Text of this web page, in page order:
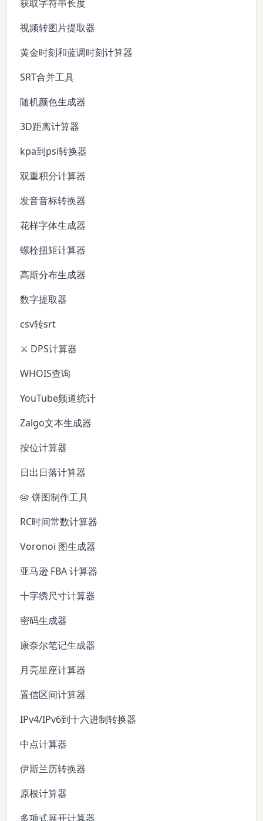
获取字符串长度
视频转图片提取器
黄金时刻和蓝调时刻计算器
SRT合并工具
随机颜色生成器
3D距离计算器
kpa到psi转换器
双重积分计算器
发音音标转换器
花样字体生成器
螺栓扭矩计算器
高斯分布生成器
数字提取器
csv转srt
⚔️ DPS计算器
WHOIS查询
YouTube频道统计
Zalgo文本生成器
按位计算器
日出日落计算器
🥧 饼图制作工具
RC时间常数计算器
Voronoi 图生成器
亚马逊 FBA 计算器
十字绣尺寸计算器
密码生成器
康奈尔笔记生成器
月亮星座计算器
置信区间计算器
IPv4/IPv6到十六进制转换器
中点计算器
伊斯兰历转换器
原根计算器
多项式展开计算器